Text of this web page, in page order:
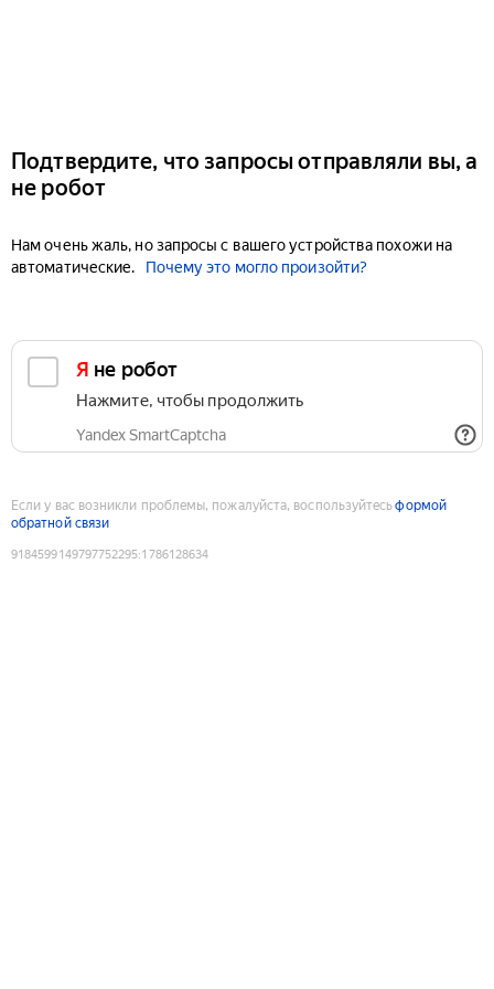
Подтвердите, что запросы отправляли вы, а
не робот
Нам очень жаль, но запросы с вашего устройства похожи на
автоматические.
Почему это могло произойти?
Я не робот
Нажмите, чтобы продолжить
Yandex SmartCaptcha
Если у вас возникли проблемы, пожалуйста, воспользуйтесьформой
обратной связи
9184599149797752295:1786128634